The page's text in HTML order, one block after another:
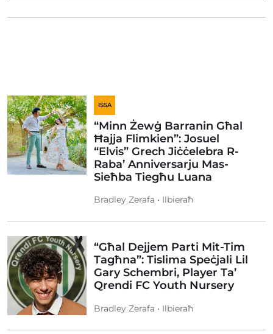
ISSA
“Minn Żewġ Barranin Għal
Ħajja Flimkien”: Josuel
“Elvis” Grech Jiċċelebra R-
Raba’ Anniversarju Mas-
Sieħba Tiegħu Luana
Bradley Zerafa • Ilbieraħ
“Għal Dejjem Parti Mit-Tim
Tagħna”: Tislima Speċjali Lil
Gary Schembri, Player Ta’
Qrendi FC Youth Nursery
Bradley Zerafa • Ilbieraħ